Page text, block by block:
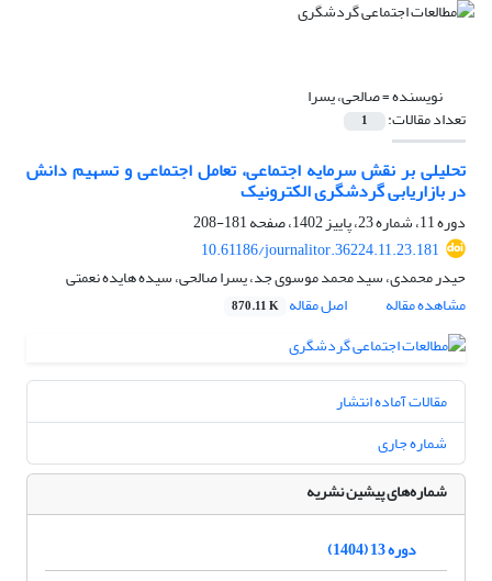
نویسنده =صالحی، یسرا
تعداد مقالات: 1
تحلیلی بر نقش سرمایه اجتماعی، تعامل اجتماعی و تسهیم دانش
در بازاریابی گردشگری الکترونیک
دوره 11، شماره 23، پاییز 1402، صفحه
181-208
10.61186/journalitor.36224.11.23.181
حیدر محمدی، سید محمد موسوی جد، یسرا صالحی، سیده هایده نعمتی
مشاهده مقاله
اصل مقاله 870.11 K
مقالات آماده انتشار
شماره جاری
شماره‌های پیشین نشریه
دوره 13 (1404)